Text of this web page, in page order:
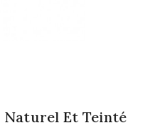
Naturel Et Teinté